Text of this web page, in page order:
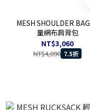
MESH SHOULDER BAG 輕
量網布肩背包
NT$3,060
NT$4,090 7.5折